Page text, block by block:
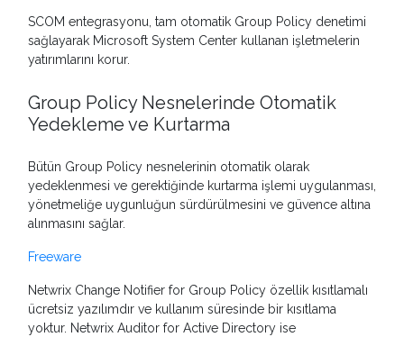
SCOM entegrasyonu, tam otomatik Group Policy denetimi
sağlayarak Microsoft System Center kullanan işletmelerin
yatırımlarını korur.
Group Policy Nesnelerinde Otomatik
Yedekleme ve Kurtarma
Bütün Group Policy nesnelerinin otomatik olarak
yedeklenmesi ve gerektiğinde kurtarma işlemi uygulanması,
yönetmeliğe uygunluğun sürdürülmesini ve güvence altına
alınmasını sağlar.
Freeware
Netwrix Change Notifier for Group Policy özellik kısıtlamalı
ücretsiz yazılımdır ve kullanım süresinde bir kısıtlama
yoktur. Netwrix Auditor for Active Directory ise